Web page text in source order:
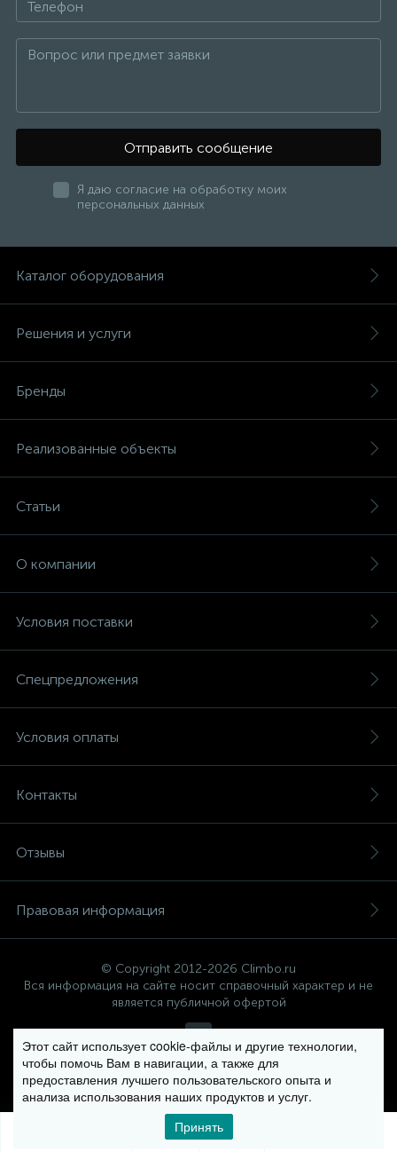
0
Отправить сообщение
Я даю согласие на обработку моих
персональных данных
Каталог оборудования
Решения и услуги
Бренды
Реализованные объекты
Статьи
О компании
Условия поставки
Спецпредложения
Условия оплаты
Контакты
Отзывы
Правовая информация
© Copyright 2012-2026 Climbo.ru
Вся информация на сайте носит справочный характер и не
является публичной офертой
Политика компании в отношении обработки персональных
данных
Этот сайт использует cookie-файлы и другие технологии,
чтобы помочь Вам в навигации, а также для
предоставления лучшего пользовательского опыта и
анализа использования наших продуктов и услуг.
Принять